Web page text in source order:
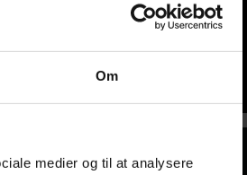
Om
medier og til at analysere